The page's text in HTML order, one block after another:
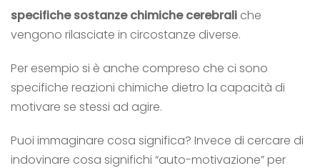
specifiche sostanze chimiche cerebrali che
vengono rilasciate in circostanze diverse.
Per esempio si è anche compreso che ci sono
specifiche reazioni chimiche dietro la capacità di
motivare se stessi ad agire.
Puoi immaginare cosa significa? Invece di cercare di
indovinare cosa significhi “auto-motivazione” per